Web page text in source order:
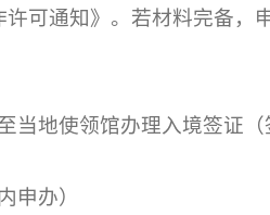
可通知》。若材料完备，
当地使领馆办理入境签证
办）